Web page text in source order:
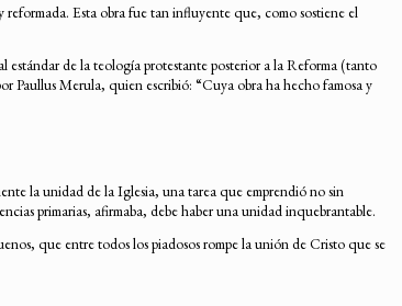
Esta obra fue tan influyente que, como sostiene el
estándar de la teología protestante posterior a la Reforma (tanto
Paullus Merula, quien escribió: “Cuya obra ha hecho famosa y
la unidad de la Iglesia, una tarea que emprendió no sin
primarias, afirmaba, debe haber una unidad inquebrantable.
que entre todos los piadosos rompe la unión de Cristo que se